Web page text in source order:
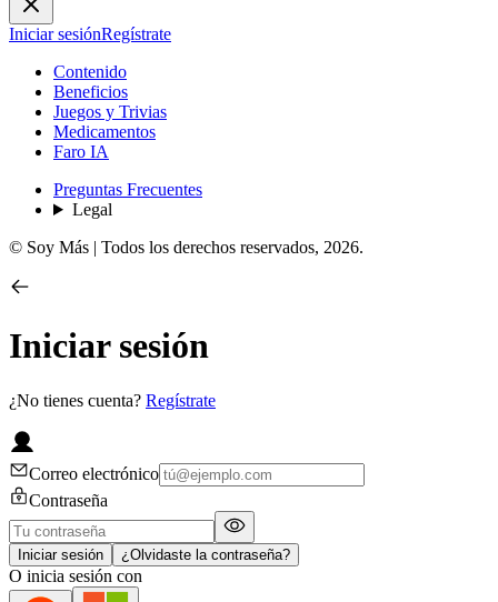
Iniciar sesiónRegístrate
Contenido
Beneficios
Juegos y Trivias
Medicamentos
Faro IA
Preguntas Frecuentes
Legal
© Soy Más | Todos los derechos reservados, 2026.
Iniciar sesión
¿No tienes cuenta? Regístrate
Correo electrónico
Contraseña
Iniciar sesión ¿Olvidaste la contraseña?
O inicia sesión con